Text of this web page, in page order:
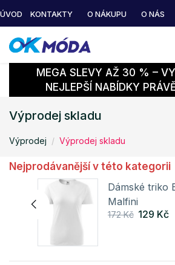
ÚVOD KONTAKTY O NÁKUPU O NÁS
MEGA SLEVY AŽ 30 % –
NEJLEPŠÍ NABÍDKY
Výprodej skladu
Výprodej Výprodej skladu
Nejprodávanější v této kategorii
Dámské triko
Malfini
172 Kč 129 Kč